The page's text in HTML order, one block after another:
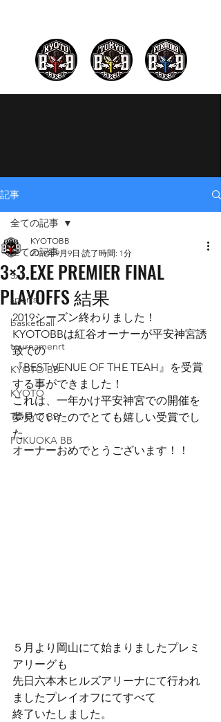
記事
全ての記事
3x3
sports
basketball
tournamenrt
KYOTO BB
KYOTO
TOKYO BB
FUKUOKA BB
全ての記事
3×3.EXE PREMIER FINAL
PLAYOFFS 結果
KYOTOBB
2019年9月9日 読了時間: 1分
2019シーズン終わりました！
KYOTOBBは紅谷オーナーが平安神宮誘
致での
『BEST VENUE OF THE TEAH』を受賞
する事ができました！
これは、一年かけ平安神宮での開催を
夢見ていたのでとても嬉しい受賞でし
た
オーナーおめでとうございます！！
５月より岡山にて始まりましたプレミ
アリーグも
先日六本木ヒルズアリーナにて行われ
ましたプレイオフにてすべて
終了いたしました。